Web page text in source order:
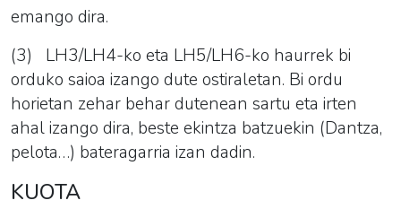
emango dira.
(3) LH3/LH4-ko eta LH5/LH6-ko haurrek bi
orduko saioa izango dute ostiraletan. Bi ordu
horietan zehar behar dutenean sartu eta irten
ahal izango dira, beste ekintza batzuekin (Dantza,
pelota…) bateragarria izan dadin.
KUOTA